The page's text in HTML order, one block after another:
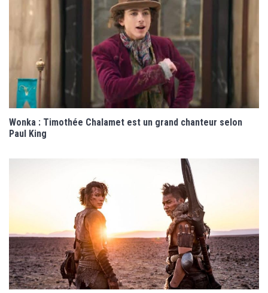
Wonka : Timothée Chalamet est un grand chanteur selon
Paul King